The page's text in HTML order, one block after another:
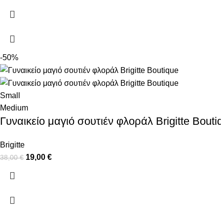
-50%
Small
Medium
Γυναικείο μαγιό σουτιέν φλοράλ Brigitte
Brigitte
38,00€ 19,00 €